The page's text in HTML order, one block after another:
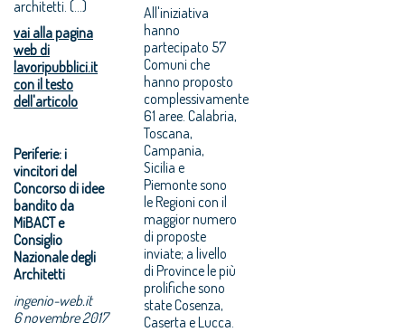
architetti. (...)
vai alla pagina
web di
lavoripubblici.it
con il testo
dell'articolo
Periferie: i
vincitori del
Concorso di idee
bandito da
MiBACT e
Consiglio
Nazionale degli
Architetti
ingenio-web.it
6 novembre 2017
All'iniziativa
hanno
partecipato 57
Comuni che
hanno proposto
complessivamente
61 aree. Calabria,
Toscana,
Campania,
Sicilia e
Piemonte sono
le Regioni con il
maggior numero
di proposte
inviate; a livello
di Province le più
prolifiche sono
state Cosenza,
Caserta e Lucca.